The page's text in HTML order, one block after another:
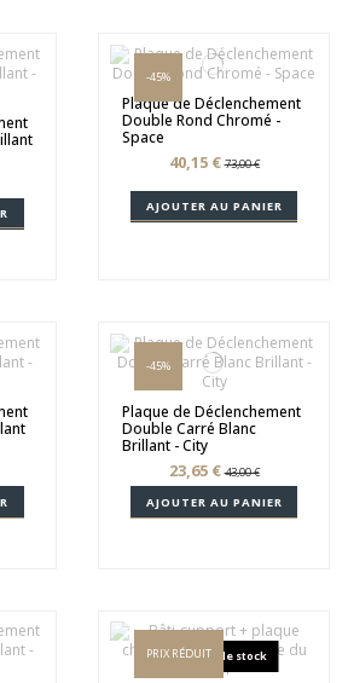
-45%
Plaque de Déclenchement
Double Rond Chromé -
Space
40,15 €73,00 €
AJOUTER AU PANIER
-45%
Plaque de Déclenchement
Double Carré Blanc
Brillant - City
23,65 €43,00 €
AJOUTER AU PANIER
PRIX RÉDUIT
Rupture de stock